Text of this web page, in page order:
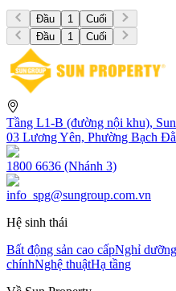
Đầu 1
Cuối
Đầu
1 Cuối
Tầng L1-B (đường nội khu),
03 Lương Yên, Phường Bạch
1800 6636 (Nhánh 3)
info_spg@sungroup.com.vn
Hệ sinh thái
Bất động sản cao cấpNghỉ
chínhNghệ thuậtHạ tầng